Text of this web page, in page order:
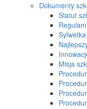
Dokumenty
Statut
Misja